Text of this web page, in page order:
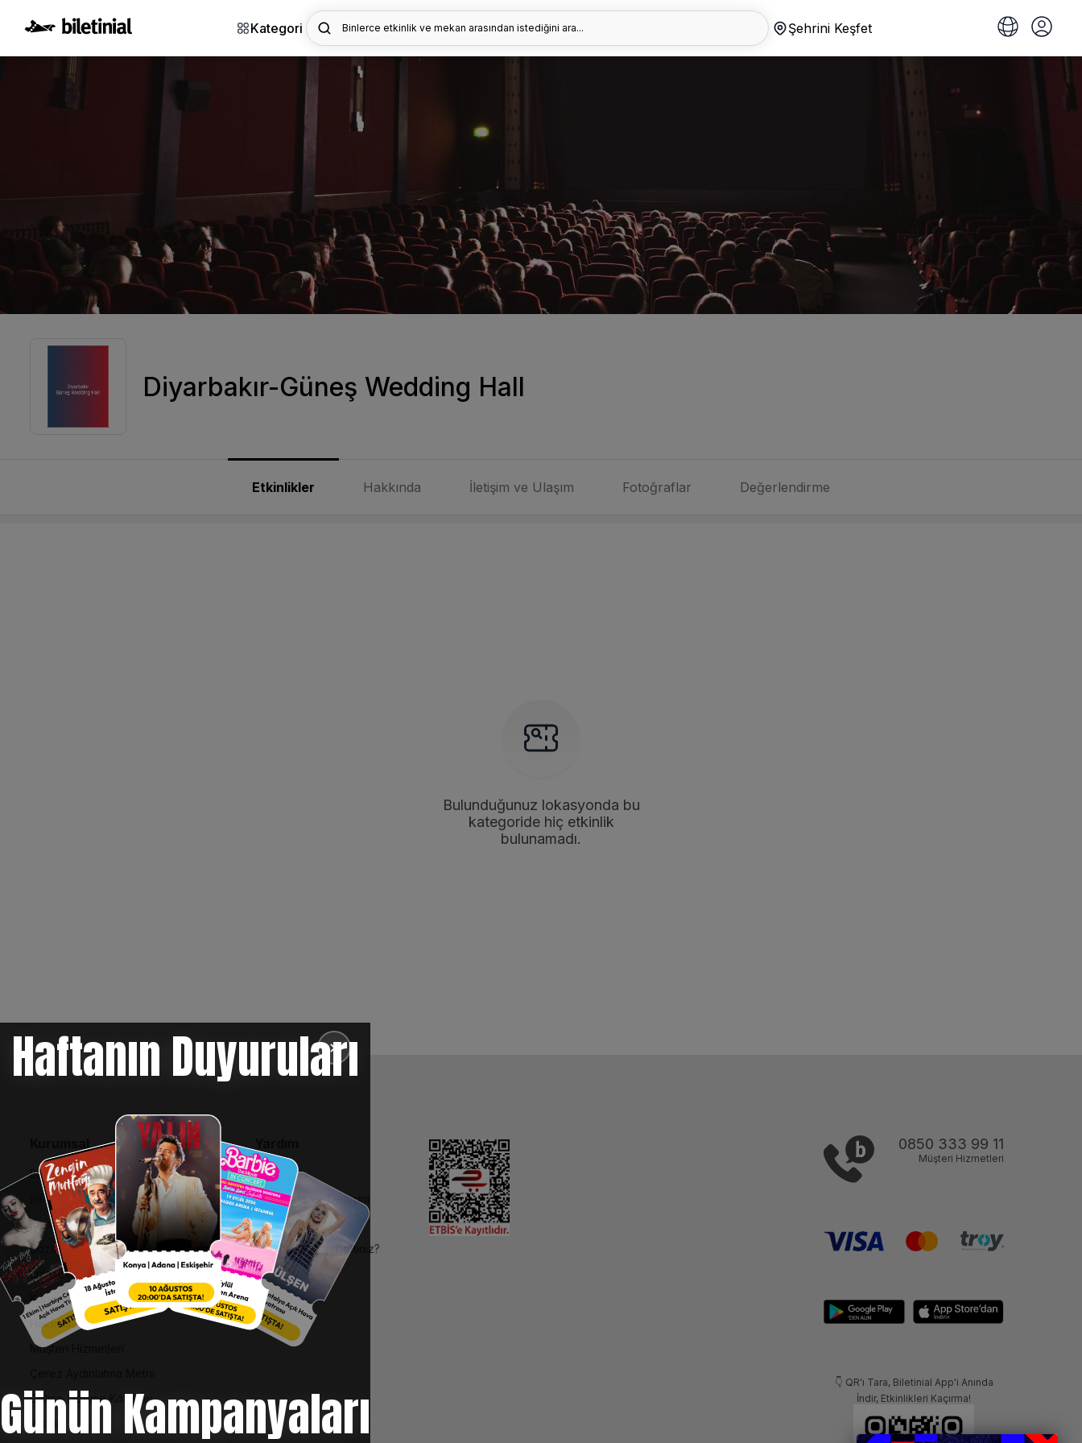
Kategori Binlerce etkinlik ve mekan arasından istediğini ara... Şehrini Keşfet
Diyarbakır-Güneş Wedding Hall
Etkinlikler Hakkında İletişim ve Ulaşım Fotoğraflar Değerlendirme
Bulunduğunuz lokasyonda bu
kategoride hiç etkinlik
bulunamadı.
✕
Haftanın Duyuruları
Günün Kampanyaları
Kurumsal
Bilgi Toplumu Hizmetleri
BiPuan Kurallar & Koşullar
Kişisel Verilerin Korunması
Sözleşme ve Politikalar
Entegre Yönetim Sistemi Politikası
Kurumsal Kimlik
Hakkımızda
Müşteri Hizmetleri
Online Ödeme Koşulları
İletişim
SSS
İptal, İade ve Değişim
Nasıl Bilet Alınır
Biletinizi Mi Kaybettiniz?
0850 333 99 11
Müşteri Hizmetleri
👇 QR'ı Tara, Biletinial App'i Anında
İndir, Etkinlikleri Kaçırma!